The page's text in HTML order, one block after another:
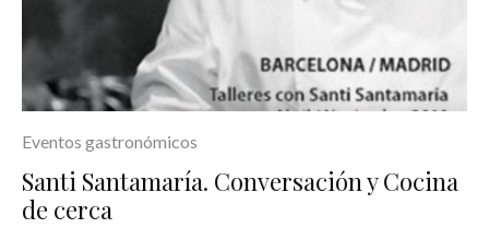
Eventos gastronómicos
Santi Santamaría. Conversación y Cocina
de cerca